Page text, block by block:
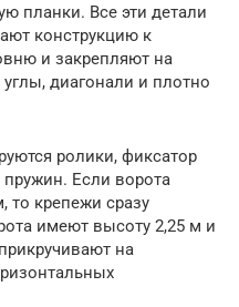
планки. Все эти детали
конструкцию к
и закрепляют на
диагонали и плотно
ролики, фиксатор
Если ворота
то крепежи сразу
имеют высоту 2,25 м и
на